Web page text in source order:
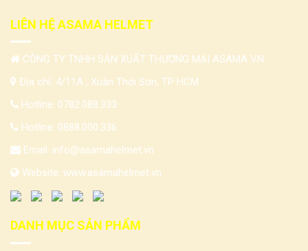
LIÊN HỆ ASAMA HELMET
CÔNG TY TNHH SẢN XUẤT THƯƠNG MẠI ASAMA VN
Địa chỉ: 4/11A , Xuân Thới Sơn, TP HCM
Hotline: 0782.088.333
Hotline: 0888.000.336
Email: info@asamahelmet.vn
Website: www.asamahelmet.vn
DANH MỤC SẢN PHẨM